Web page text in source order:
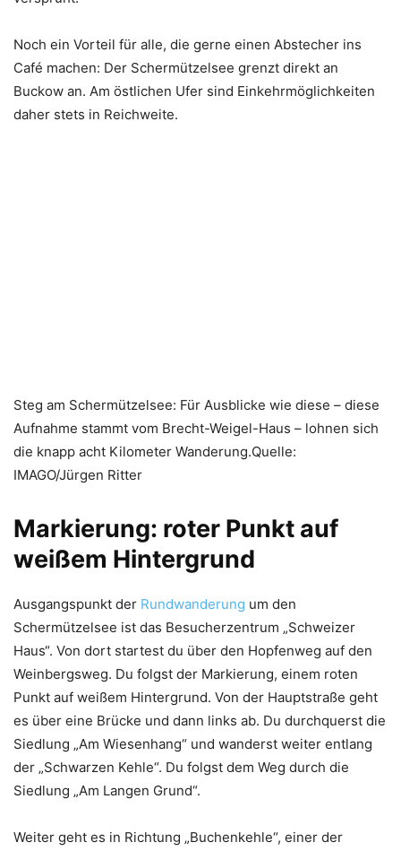
Noch ein Vorteil für alle, die gerne einen Abstecher ins
Café machen: Der Schermützelsee grenzt direkt an
Buckow an. Am östlichen Ufer sind Einkehrmöglichkeiten
daher stets in Reichweite.
Steg am Schermützelsee: Für Ausblicke wie diese – diese
Aufnahme stammt vom Brecht-Weigel-Haus – lohnen sich
die knapp acht Kilometer Wanderung.Quelle:
IMAGO/Jürgen Ritter
Markierung: roter Punkt auf
weißem Hintergrund
Ausgangspunkt der Rundwanderung um den
Schermützelsee ist das Besucherzentrum „Schweizer
Haus“. Von dort startest du über den Hopfenweg auf den
Weinbergsweg. Du folgst der Markierung, einem roten
Punkt auf weißem Hintergrund. Von der Hauptstraße geht
es über eine Brücke und dann links ab. Du durchquerst die
Siedlung „Am Wiesenhang“ und wanderst weiter entlang
der „Schwarzen Kehle“. Du folgst dem Weg durch die
Siedlung „Am Langen Grund“.
Weiter geht es in Richtung „Buchenkehle“, einer der